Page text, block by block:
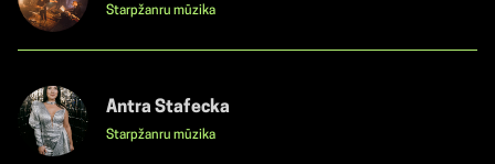
Starpžanru mūzika
Antra Stafecka
Starpžanru mūzika